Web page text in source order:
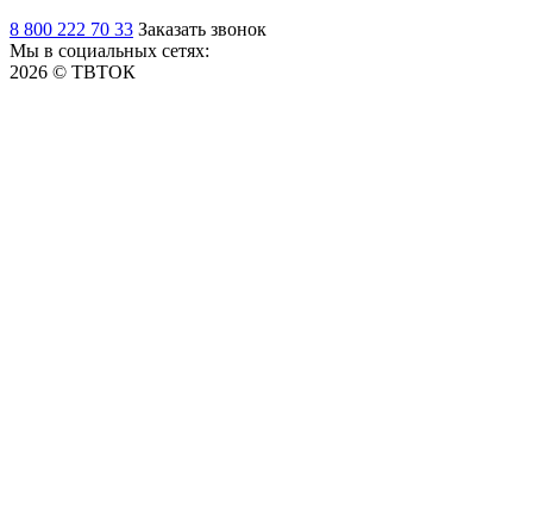
8 800 222 70 33 Заказать звонок
Мы в социальных сетях:
2026 © ТВТОК